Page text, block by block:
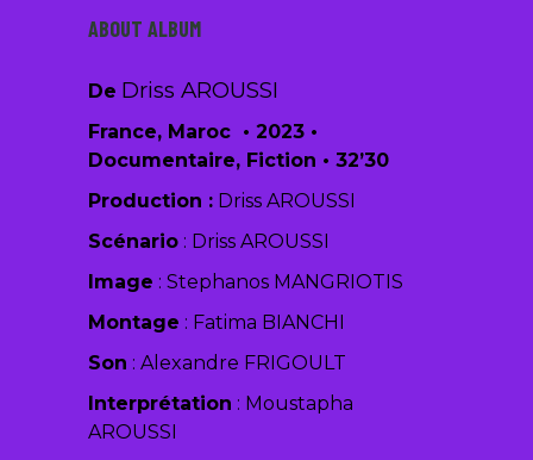
ABOUT ALBUM
De Driss AROUSSI
France, Maroc • 2023 •
Documentaire, Fiction • 32’30
Production : Driss AROUSSI
Scénario : Driss AROUSSI
Image : Stephanos MANGRIOTIS
Montage : Fatima BIANCHI
Son : Alexandre FRIGOULT
Interprétation : Moustapha
AROUSSI